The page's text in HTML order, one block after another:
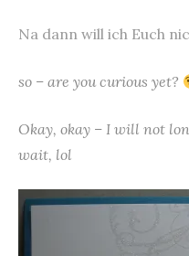
Na dann will ich Euch
so – are you curious yet?
Okay, okay – I will not
wait, lol